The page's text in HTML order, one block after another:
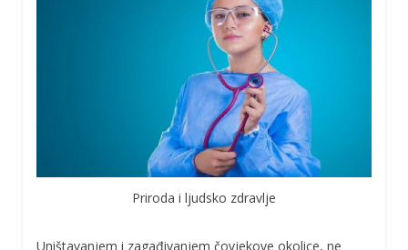
Priroda i ljudsko zdravlje
Uništavanjem i zagađivanjem čovjekove okolice, ne